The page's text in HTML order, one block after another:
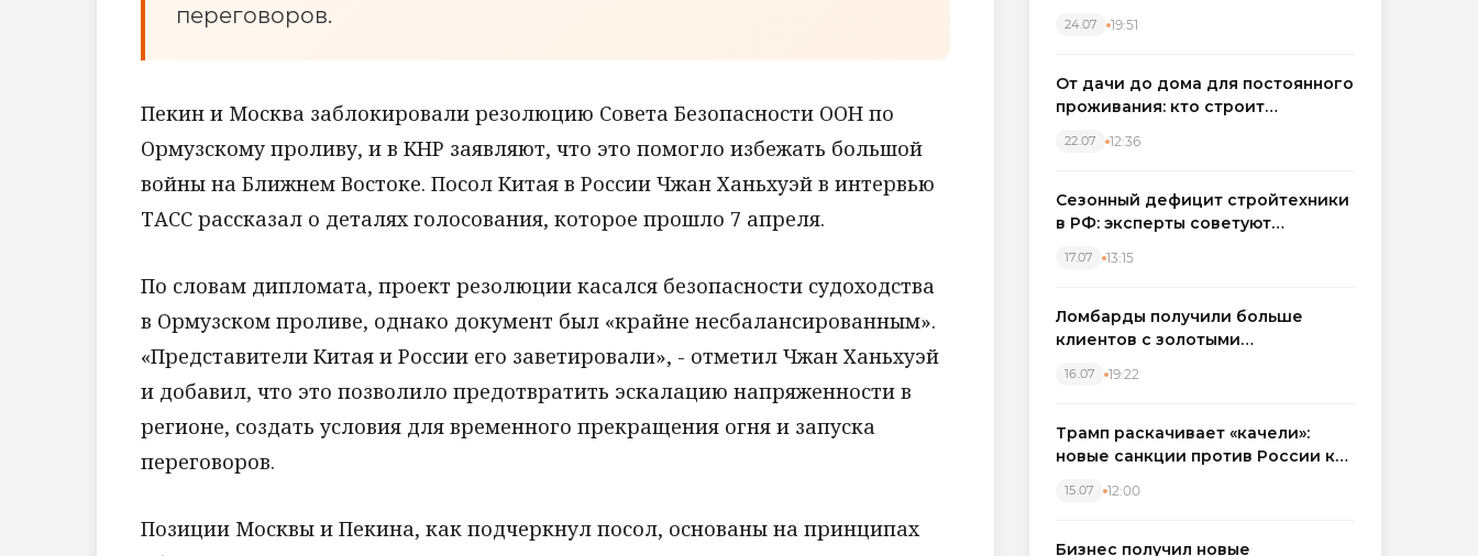
переговоров.
Пекин и Москва заблокировали резолюцию Совета Безопасности ООН по
Ормузскому проливу, и в КНР заявляют, что это помогло избежать большой
войны на Ближнем Востоке. Посол Китая в России Чжан Ханьхуэй в интервью
ТАСС рассказал о деталях голосования, которое прошло 7 апреля.
По словам дипломата, проект резолюции касался безопасности судоходства
в Ормузском проливе, однако документ был «крайне несбалансированным».
«Представители Китая и России его заветировали», - отметил Чжан Ханьхуэй
и добавил, что это позволило предотвратить эскалацию напряженности в
регионе, создать условия для временного прекращения огня и запуска
переговоров.
Позиции Москвы и Пекина, как подчеркнул посол, основаны на принципах
налоговых льгот для инвесторов
24.07 19:51
От дачи до дома для постоянного
проживания: кто строит
Западном регионе
22.07 12:36
Сезонный дефицит стройтехники
в РФ: эксперты советуют
17.07 13:15
Ломбарды получили больше
клиентов с золотыми
вырос на фоне подорожания
16.07 19:22
Трамп раскачивает «качели»:
новые санкции против России как
15.07 12:00
Бизнес получил новые